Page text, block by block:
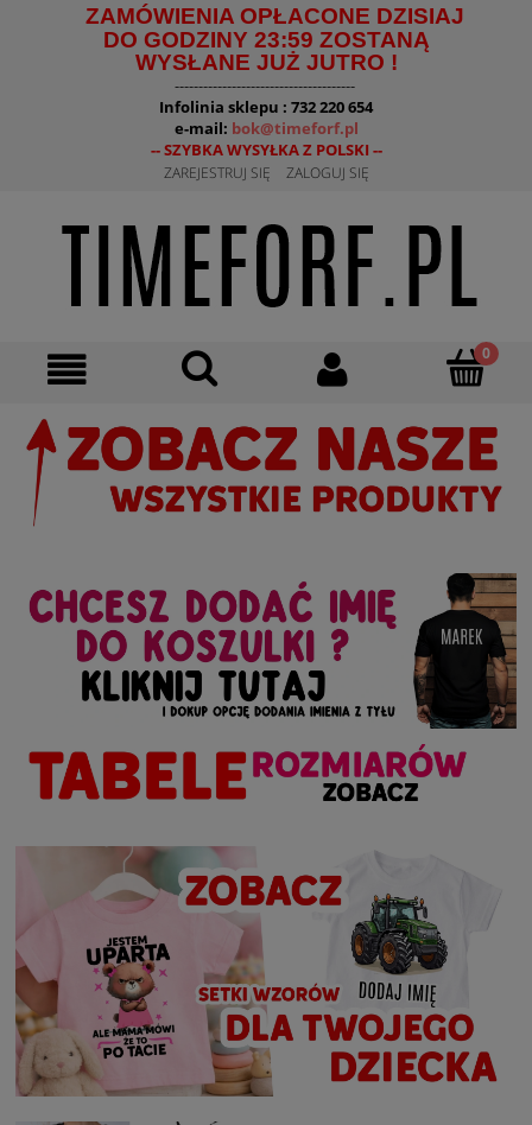
ZAMÓWIENIA OPŁACONE DZISIAJ
DO GODZINY 23:59 ZOSTANĄ
WYSŁANE JUŻ JUTRO !
--------------------------------------
Infolinia sklepu : 732 220 654
e-mail: bok@timeforf.pl
-- SZYBKA WYSYŁKA Z POLSKI --
ZAREJESTRUJ SIĘ ZALOGUJ SIĘ